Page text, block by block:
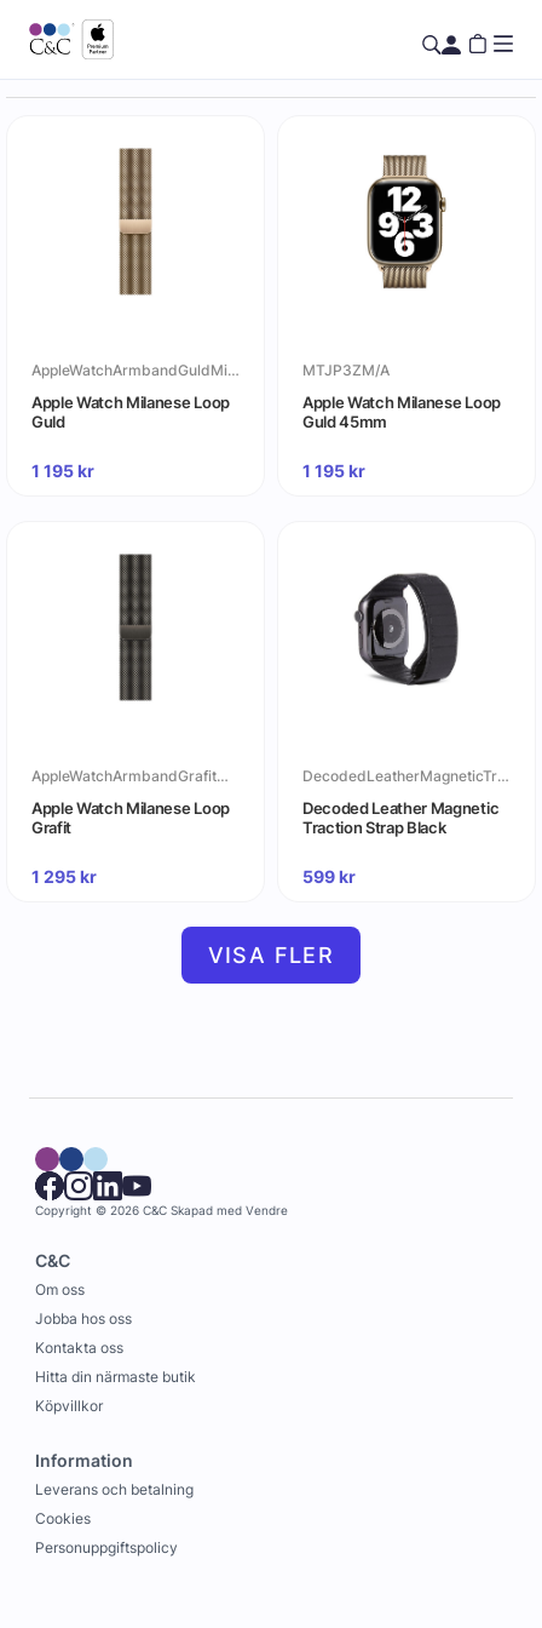
AppleWatchArmbandGuldMilaneseLoop
Apple Watch Milanese Loop
Guld
1 195kr
MTJP3ZM/A
Apple Watch Milanese Loop
Guld 45mm
1 195kr
AppleWatchArmbandGrafitMilaneseLoop
Apple Watch Milanese Loop
Grafit
1 295kr
DecodedLeatherMagneticTractionStrapBlack
Decoded Leather Magnetic
Traction Strap Black
599kr
VISA FLER
Copyright © 2026 C&C Skapad med Vendre
C&C
Om oss
Jobba hos oss
Kontakta oss
Hitta din närmaste butik
Köpvillkor
Information
Leverans och betalning
Cookies
Personuppgiftspolicy